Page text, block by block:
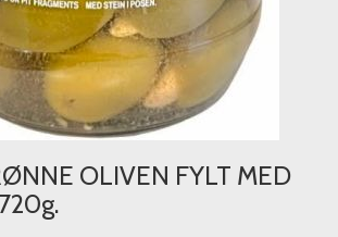
OLIVEN FYLT MED